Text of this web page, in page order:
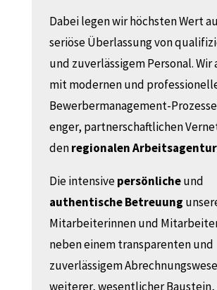
Dabei legen wir höchsten Wert
seriöse Überlassung von
und zuverlässigem Personal.
mit modernen und
Bewerbermanagement-
enger, partnerschaftlichen
denregionalen
Die intensivepersönlicheund
authentischeBetreuung
Mitarbeiterinnen und
neben einem transparenten und
zuverlässigem
weiterer, wesentlicher Baustein,